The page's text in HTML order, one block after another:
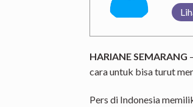
HARIANE SEMARANG
cara untuk bisa turut
Pers di Indonesia